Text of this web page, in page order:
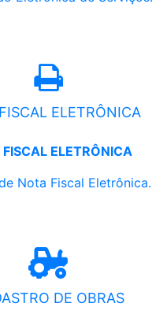
ELETRÔNICA
ELETRÔNICA
Nota Fiscal Eletrônica.
DE OBRAS